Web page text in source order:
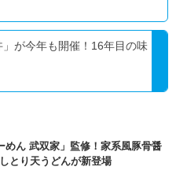
が今年も開催！16年目の味
めん 武双家」監修！家系風豚骨醤
とり天うどんが新登場